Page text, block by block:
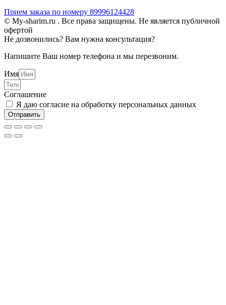
Прием заказа по номеру 89996124428
© My-sharim.ru . Все права защищены. Не является публичной
офертой
Не дозвонились? Вам нужна консультация?
Напишите Ваш номер телефона и мы перезвоним.
Имя
Соглашение
Я даю согласие на обработку персональных данных
Отправить